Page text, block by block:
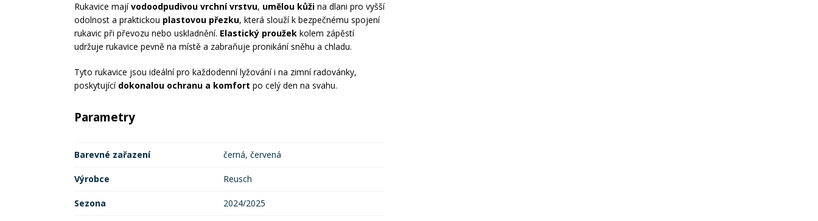
Rukavice majívodoodpudivou vrchní vrstvu, umělou kůži na dlani pro vyšší
odolnost a praktickou plastovou přezku, která slouží k bezpečnému spojení
rukavic při převozu nebo uskladnění. Elastický proužek kolem zápěstí
udržuje rukavice pevně na místě a zabraňuje pronikání sněhu a chladu.
Tyto rukavice jsou ideální pro každodenní lyžování i na zimní radovánky,
poskytující dokonalou ochranu a komfort po celý den na svahu.
Parametry
Barevné zařazení černá, červená
Výrobce Reusch
Sezona 2024/2025